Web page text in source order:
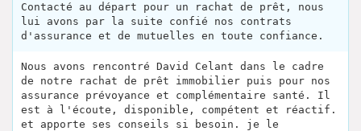
Contacté au départ pour un rachat de prêt, nous
lui avons par la suite confié nos contrats
d'assurance et de mutuelles en toute confiance.
Nous avons rencontré David Celant dans le cadre
de notre rachat de prêt immobilier puis pour nos
assurance prévoyance et complémentaire santé. Il
est à l'écoute, disponible, compétent et réactif.
et apporte ses conseils si besoin. je le